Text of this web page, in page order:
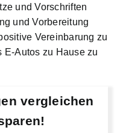
und Vorschriften
und Vorbereitung
Vereinbarung zu
E-Autos zu Hause zu
vergleichen